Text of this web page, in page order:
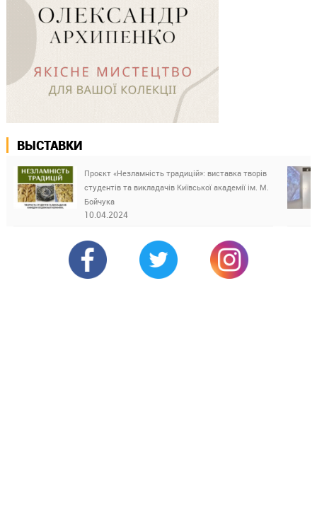
ВЫСТАВКИ
Проєкт «Незламність традицій»: виставка творів
студентів та викладачів Київської академії ім. М.
Бойчука
10.04.2024